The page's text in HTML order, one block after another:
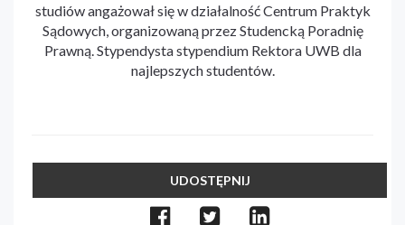
studiów angażował się w działalność Centrum Praktyk
Sądowych, organizowaną przez Studencką Poradnię
Prawną. Stypendysta stypendium Rektora UWB dla
najlepszych studentów.
UDOSTĘPNIJ